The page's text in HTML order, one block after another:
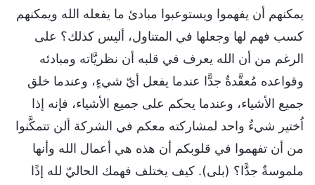
يمكنهم أن يفهموا ويستوعبوا مبادئ ما يفعله الله ويمكنهم
كسب فهم لها وجعلها في المتناول، أليس كذلك؟ على
الرغم من أن الله يعرف في قلبه أن نظريَّاته ومبادئه
وقواعده مُعقَّدةٌ جدًّا عندما يفعل أيّ شيءٍ، وعندما خلق
جميع الأشياء، وعندما يحكم على جميع الأشياء، فإنه إذا
اُختير شيءٌ واحد لمشاركته معكم في الشركة ألن تتمكَّنوا
من أن تفهموا في قلوبكم أن هذه هي أعمال الله وأنها
ملموسةٌ جدًّا؟ (بلى). كيف يختلف فهمك الحاليّ لله إذًا